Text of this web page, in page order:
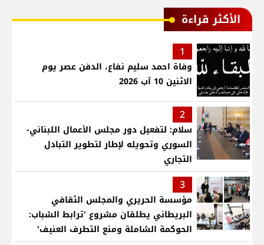
الأكثر قراءة
1
وفاة احمد سليم نفاع، الدفن عصر يوم
الاثنين 10 آب 2026
2
سلام: لتفعيل دور مجلس الأعمال اللبناني-
السوري وتحويله لإطار لتطوير التبادل
التجاري
3
مؤسسة الحريري والمجلس الثقافي
البريطاني يطلقان مشروع 'ترابط الشباب:
الحوكمة الشاملة ومنع التطرف العنيف'